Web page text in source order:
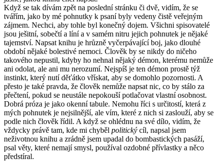
Když se tak dívám zpět na poslední stránku či dvě, vidím, že se
tvářím, jako by mé pohnutky k psaní byly vedeny čistě veřejným
zájmem. Nechci, aby tohle byl konečný dojem. Všichni spisovatelé
jsou ješitní, sobečtí a líní a v samém nitru jejich pohnutek je nějaké
tajemství. Napsat knihu je hrůzně vyčerpávající boj, jako dlouhé
období nějaké bolestivé nemoci. Člověk by se nikdy do ničeho
takového nepustil, kdyby ho nehnal nějaký démon, kterému nemůže
ani odolat, ale ani mu nerozumí. Nejspíš je ten démon prostě týž
instinkt, který nutí děťátko vřískat, aby se domohlo pozornosti. A
přesto je také pravda, že člověk nemůže napsat nic, co by stálo za
přečtení, pokud se neustále nepokouší potlačovat vlastní osobnost.
Dobrá próza je jako okenní tabule. Nemohu říci s určitostí, která z
mých pohnutek je nejsilnější, ale vím, které z nich si zaslouží, aby se
podle nich člověk řídil. A když se ohlédnu na své dílo, vidím, že
vždycky právě tam, kde mi chyběl politický cíl, napsal jsem
neživotnou knihu a zrádně jsem upadal do bombastických pasáží,
psal věty, které nemají smysl, používal ozdobné přívlastky a něco
předstíral.